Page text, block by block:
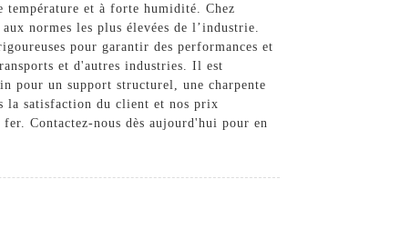
température et à forte humidité. Chez
normes les plus élevées de l’industrie.
pour garantir des performances et
et d'autres industries. Il est
pour un support structurel, une charpente
la satisfaction du client et nos prix
Contactez-nous dès aujourd'hui pour en